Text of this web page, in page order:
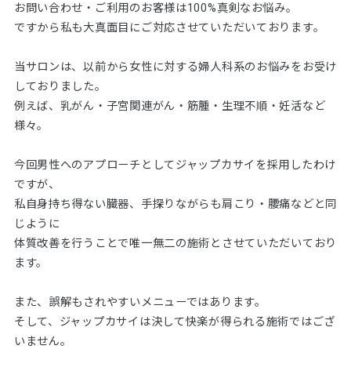
お問い合わせ・ご利用のお客様は100%真剣なお悩み。
ですから私も大真面目にご対応させていただいております。
当サロンは、以前から女性に対する婦人科系のお悩みをお受け
しておりました。
例えば、乳がん・子宮関連がん・筋腫・生理不順・妊活など
様々。
今回男性へのアプローチとしてジャップカサイを採用したわけ
ですが、
私自身持ち得ない臓器、手探りながらも肩こり・腰痛などと同
じように
体質改善を行うことで唯一無二の施術とさせていただいており
ます。
また、誤解もされやすいメニューではあります。
そして、ジャップカサイは決して快楽が得られる施術ではござ
いません。